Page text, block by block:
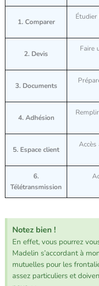
1. Comparer
2. Devis
Faire
3. Documents
4. Adhésion
5. Espace client
6.
Télétransmission
Notez bien !
En effet, vous pourrez
Madelin s’accordant à
mutuelles pour les
assez particuliers et